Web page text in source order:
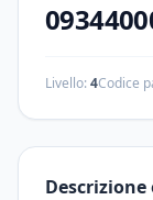
Livello:4Codice